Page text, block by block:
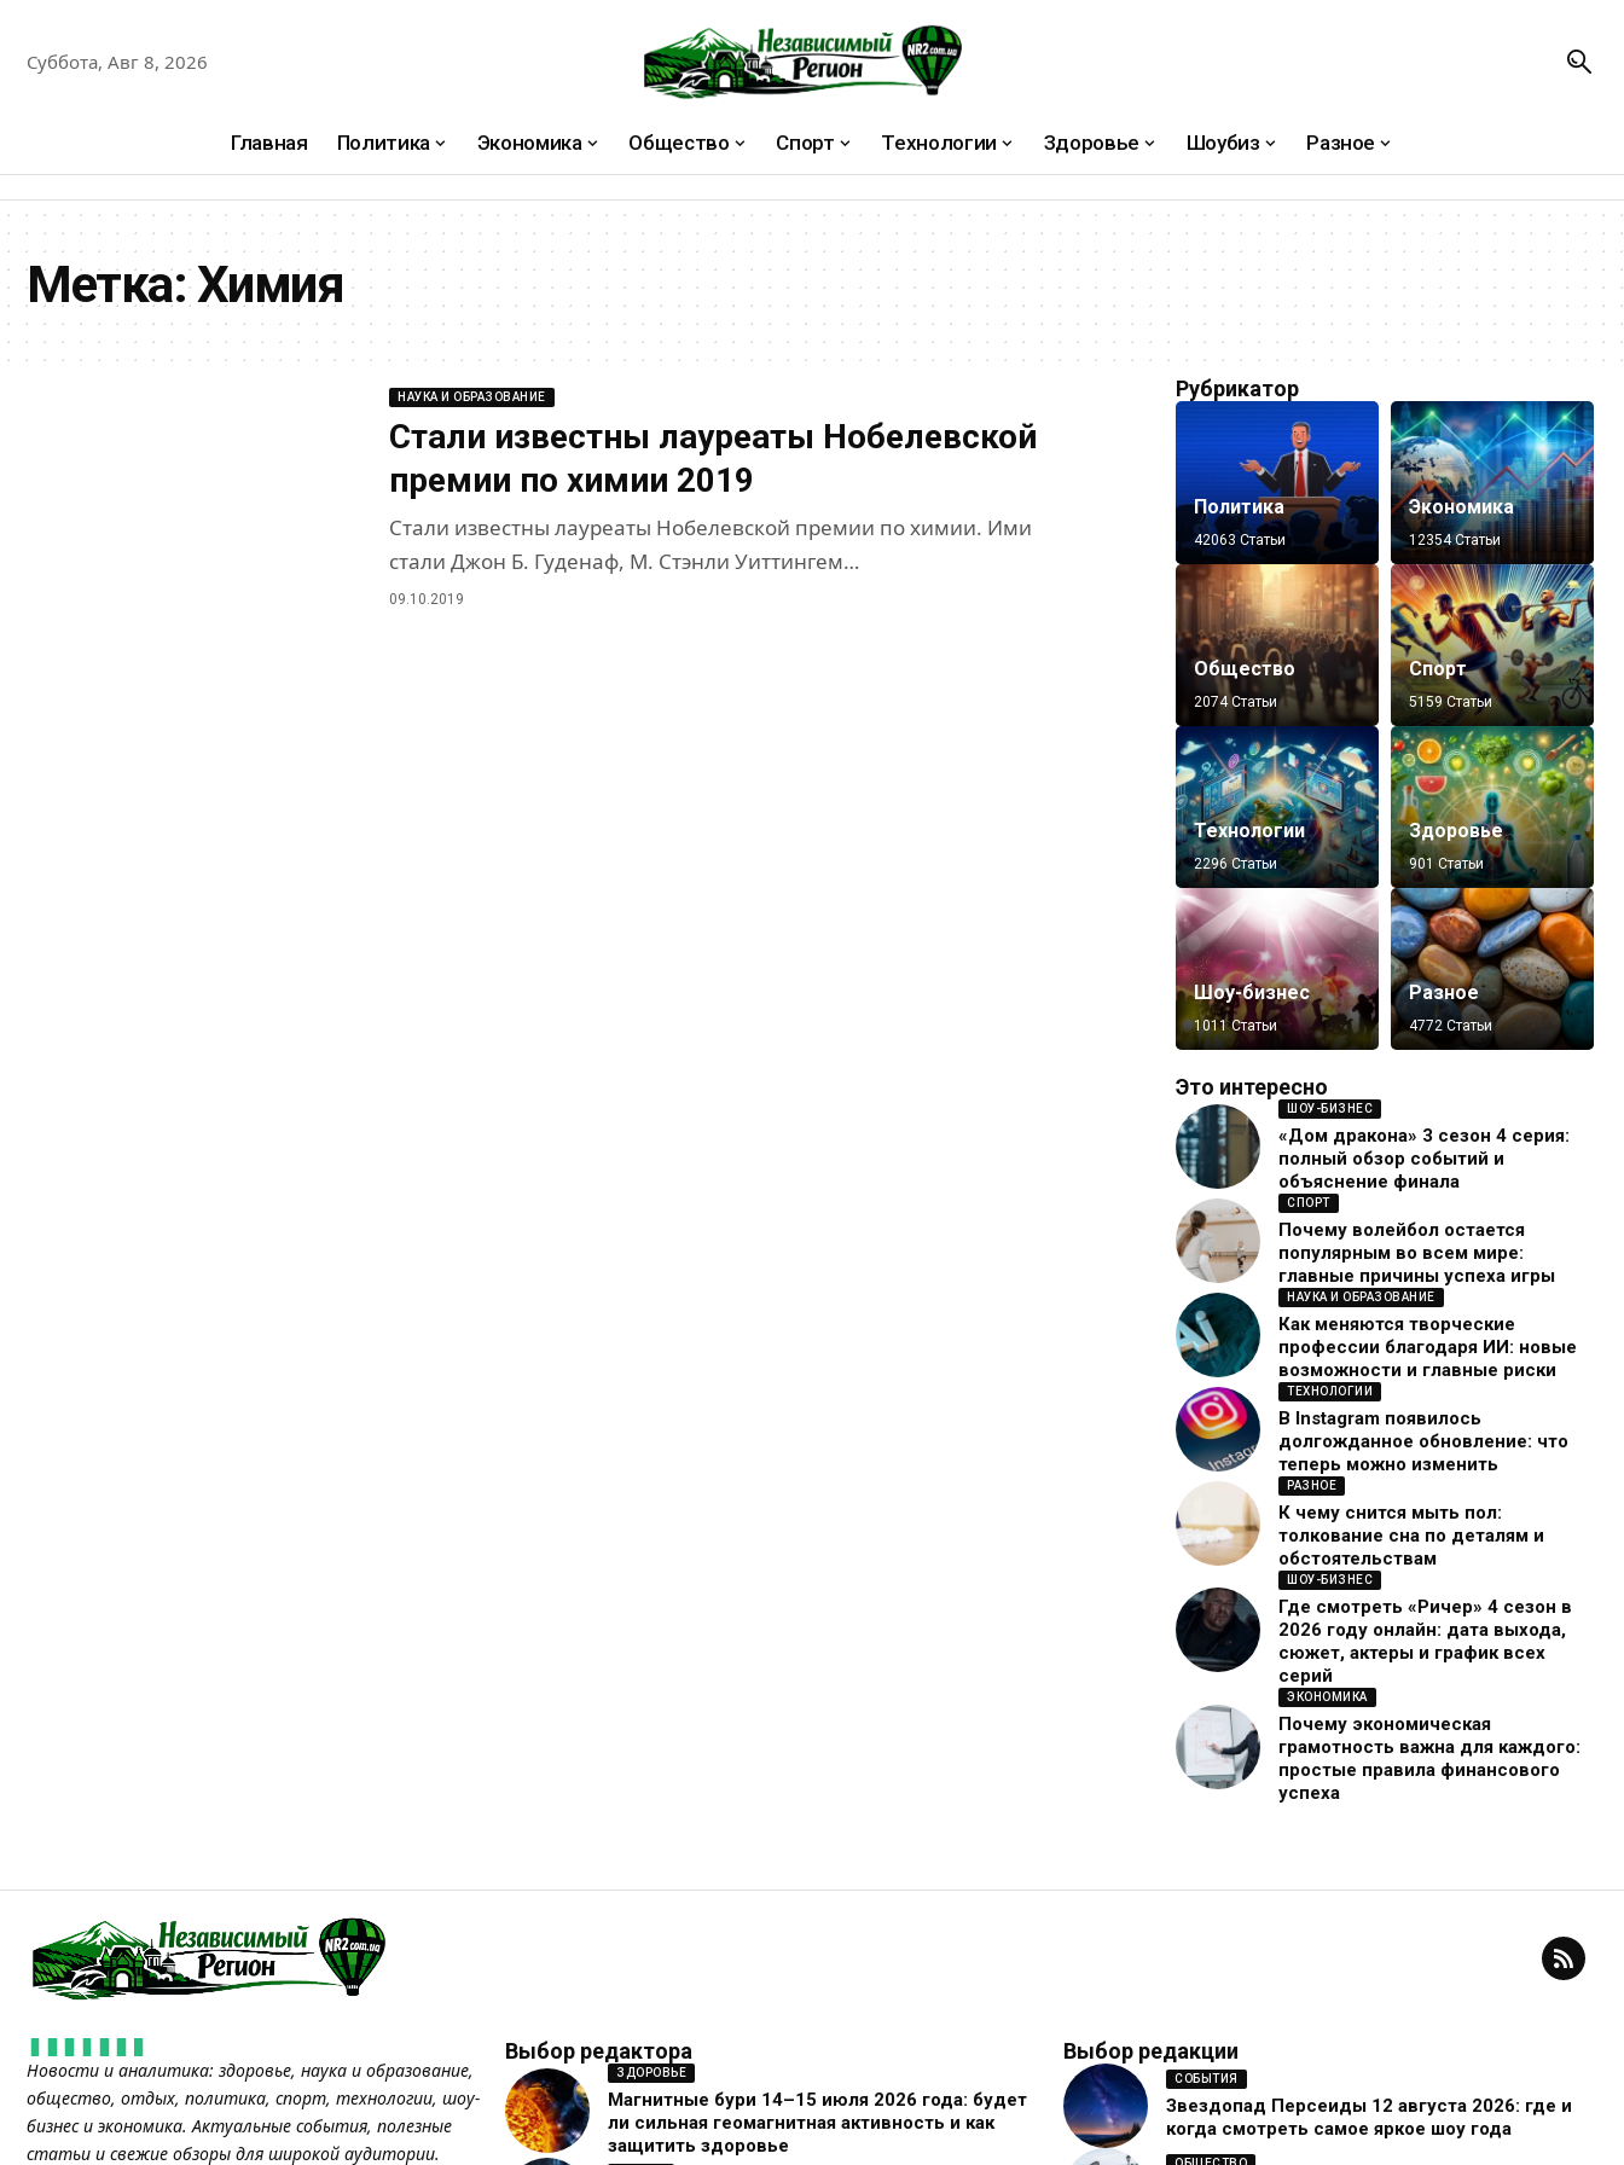
Суббота, Авг 8, 2026
Главная Политика Экономика Общество Спорт Технологии Здоровье Шоубиз Разное
Метка:Химия
НАУКА И ОБРАЗОВАНИЕ
Стали известны лауреаты Нобелевской
премии по химии 2019
Стали известны лауреаты Нобелевской премии по химии. Ими
стали Джон Б. Гуденаф, М. Стэнли Уиттингем…
09.10.2019
Рубрикатор
Политика
42063 Статьи
Экономика
12354 Статьи
Общество
2074 Статьи
Спорт
5159 Статьи
Технологии
2296 Статьи
Здоровье
901 Статьи
Шоу-бизнес
1011 Статьи
Разное
4772 Статьи
Это интересно
ШОУ-БИЗНЕС
«Дом дракона» 3 сезон 4 серия:
полный обзор событий и
объяснение финала
СПОРТ
Почему волейбол остается
популярным во всем мире:
главные причины успеха игры
НАУКА И ОБРАЗОВАНИЕ
Как меняются творческие
профессии благодаря ИИ: новые
возможности и главные риски
ТЕХНОЛОГИИ
В Instagram появилось
долгожданное обновление: что
теперь можно изменить
РАЗНОЕ
К чему снится мыть пол:
толкование сна по деталям и
обстоятельствам
ШОУ-БИЗНЕС
Где смотреть «Ричер» 4 сезон в
2026 году онлайн: дата выхода,
сюжет, актеры и график всех
серий
ЭКОНОМИКА
Почему экономическая
грамотность важна для каждого:
простые правила финансового
успеха
Новости и аналитика: здоровье, наука и образование,
общество, отдых, политика, спорт, технологии, шоу-
бизнес и экономика. Актуальные события, полезные
статьи и свежие обзоры для широкой аудитории.
Выбор редактора
ЗДОРОВЬЕ
Магнитные бури 14–15 июля 2026 года: будет
ли сильная геомагнитная активность и как
защитить здоровье
Выбор редакции
СОБЫТИЯ
Звездопад Персеиды 12 августа 2026: где и
когда смотреть самое яркое шоу года